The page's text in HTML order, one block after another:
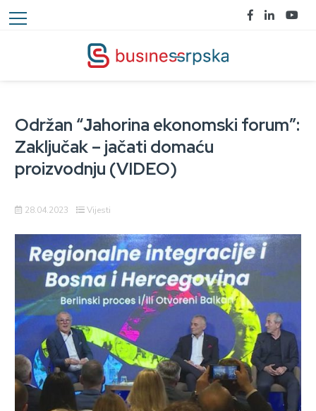
Održan “Јahorina ekonomski forum”:
Zaključak – jačati domaću
proizvodnju (VIDEO)
28.04.2023 Vijesti